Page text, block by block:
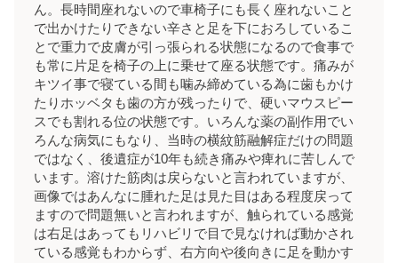
ん。長時間座れないので車椅子にも長く座れないこと
で出かけたりできない辛さと足を下におろしているこ
とで重力で皮膚が引っ張られる状態になるので食事で
も常に片足を椅子の上に乗せて座る状態です。痛みが
キツイ事で寝ている間も噛み締めている為に歯もかけ
たりホッベタも歯の方が残ったりで、硬いマウスピー
スでも割れる位の状態です。いろんな薬の副作用でい
ろんな病気にもなり、当時の横紋筋融解症だけの問題
ではなく、後遺症が10年も続き痛みや痺れに苦しんで
います。溶けた筋肉は戻らないと言われていますが、
画像ではあんなに腫れた足は見た目はある程度戻って
ますので問題無いと言われますが、触られている感覚
は右足はあってもリハビリで目で見なければ動かされ
ている感覚もわからず、右方向や後向きに足を動かす